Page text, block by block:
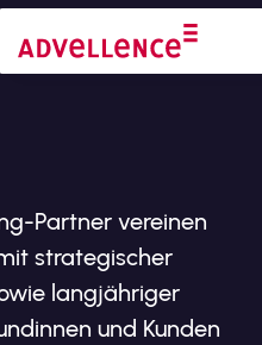
Partner vereinen
strategischer
langjähriger
und Kunden